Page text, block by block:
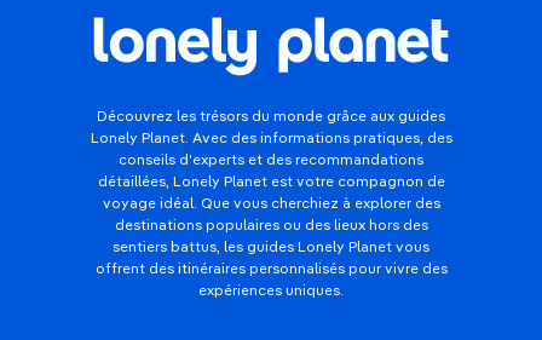
Découvrez les trésors du monde grâce aux guides
Lonely Planet. Avec des informations pratiques, des
conseils d'experts et des recommandations
détaillées, Lonely Planet est votre compagnon de
voyage idéal. Que vous cherchiez à explorer des
destinations populaires ou des lieux hors des
sentiers battus, les guides Lonely Planet vous
offrent des itinéraires personnalisés pour vivre des
expériences uniques.